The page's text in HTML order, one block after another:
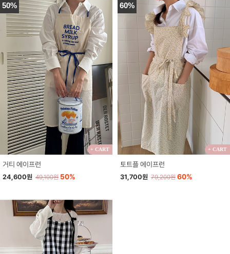
50%
+ CART
거티 에이프런
24,600원 49,100원 50%
60%
+ CART
토트플 에이프런
31,700원 79,200원 60%